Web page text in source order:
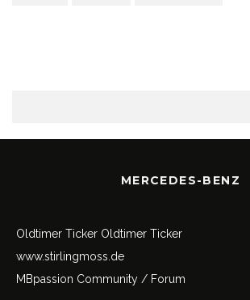
MERCEDES-BENZ
Oldtimer Ticker Oldtimer Ticker
www.stirlingmoss.de
MBpassion Community / Forum